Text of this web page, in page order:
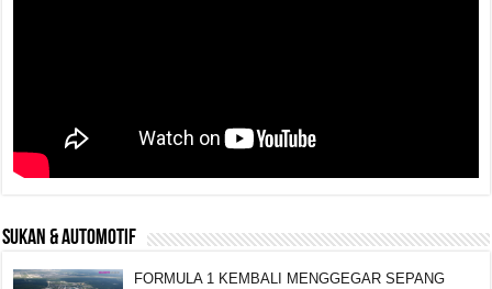
SUKAN & AUTOMOTIF
FORMULA 1 KEMBALI MENGGEGAR SEPANG